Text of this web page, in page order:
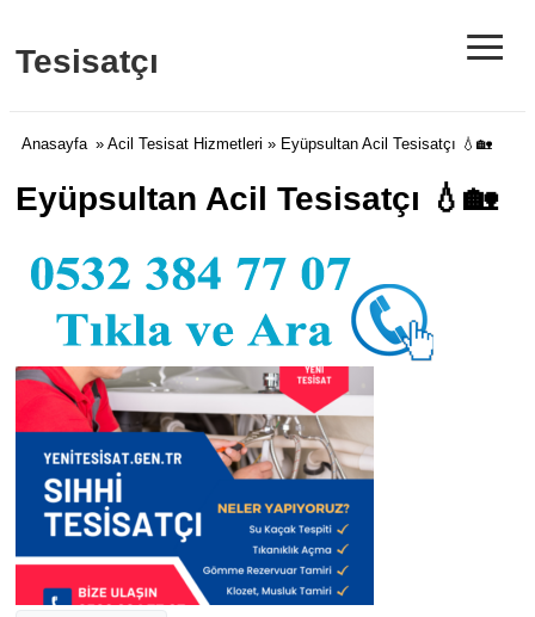
Tesisatçı ≡
Anasayfa » Acil Tesisat Hizmetleri » Eyüpsultan Acil Tesisatçı 💧🏡
Eyüpsultan Acil Tesisatçı 💧🏡